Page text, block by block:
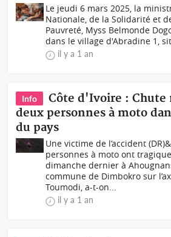
Le jeudi 6 mars 2025, la
Nationale, de la Solidarité et
Pauvreté, Myss Belmonde
dans le village d'Abradine 1,
il y a 1 an
Info
Côte d'Ivoire : Chute
deux personnes à moto
du pays
Une victime de l’accident
personnes à moto ont
dimanche dernier à
commune de Dimbokro sur
Toumodi, a-t-on...
il y a 1 an